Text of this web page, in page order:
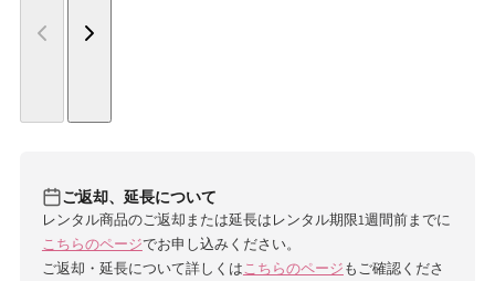
ご返却、延長について
レンタル商品のご返却または延長はレンタル期限1週間前までに
こちらのページでお申し込みください。
ご返却・延長について詳しくはこちらのページもご確認くださ